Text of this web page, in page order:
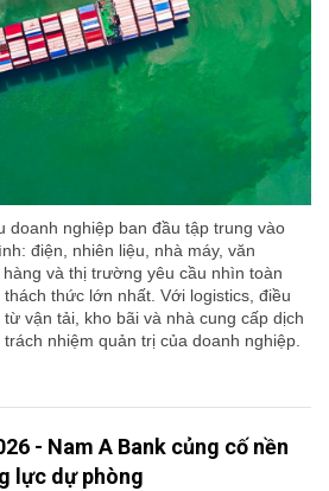
doanh nghiệp ban đầu tập trung vào
điện, nhiên liệu, nhà máy, văn
và thị trường yêu cầu nhìn toàn
thức lớn nhất. Với logistics, điều
vận tải, kho bãi và nhà cung cấp dịch
nhiệm quản trị của doanh nghiệp.
- Nam A Bank củng cố nền
lực dự phòng